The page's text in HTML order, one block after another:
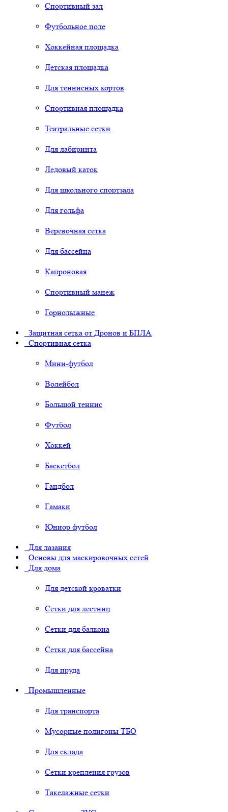
Спортивный зал
Футбольное поле
Хоккейная площадка
Детская площадка
Для теннисных кортов
Спортивная площадка
Театральные сетки
Для лабиринта
Ледовый каток
Для школьного спортзала
Для гольфа
Веревочная сетка
Для бассейна
Капроновая
Спортивный манеж
Горнолыжные
Защитная сетка от Дронов и БПЛА
Спортивная сетка
Мини-футбол
Волейбол
Большой теннис
Футбол
Хоккей
Баскетбол
Гандбол
Гамаки
Юниор футбол
Для лазания
Основы для маскировочных сетей
Для дома
Для детской кроватки
Сетки для лестниц
Сетки для балкона
Сетки для бассейна
Для пруда
Промышленные
Для транспорта
Мусорные полигоны ТБО
Для склада
Сетки крепления грузов
Такелажные сетки